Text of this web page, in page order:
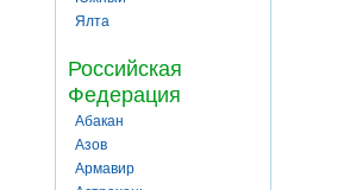
Ялта
Российская
Федерация
Абакан
Азов
Армавир